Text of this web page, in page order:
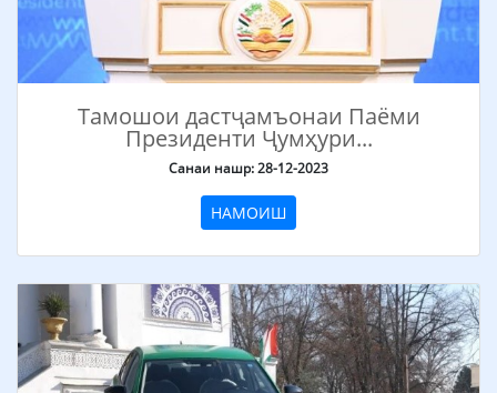
Тамошои дастҷамъонаи Паёми
Президенти Ҷумҳури...
Санаи нашр: 28-12-2023
НАМОИШ